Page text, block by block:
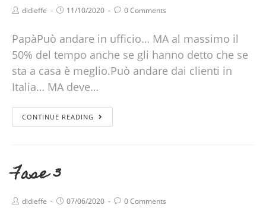
didieffe 11/10/2020 0 Comments
PapàPuò andare in ufficio… MA al massimo il
50% del tempo anche se gli hanno detto che se
sta a casa è meglio.Può andare dai clienti in
Italia… MA deve…
CONTINUE READING
Fase 3
didieffe 07/06/2020 0 Comments